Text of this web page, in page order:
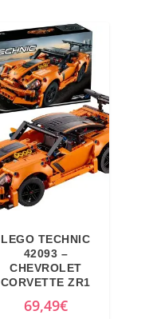
LEGO TECHNIC
42093 –
CHEVROLET
CORVETTE ZR1
69,49€